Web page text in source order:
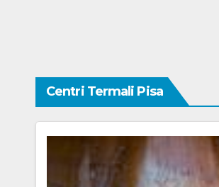
Centri Termali Pisa